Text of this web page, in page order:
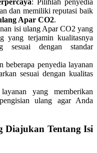
: Pilihlah penyedia
dan memiliki reputasi baik
Apar CO2.
isi ulang Apar CO2 yang
yang terjamin kualitasnya
sesuai dengan standar
beberapa penyedia layanan
sesuai dengan kualitas
yang memberikan
ulang agar Anda
Diajukan Tentang Isi